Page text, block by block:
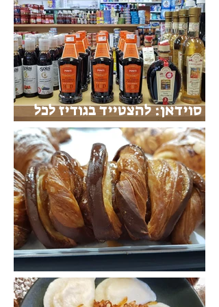
סוידאן: להצטייד בגודיז לכל
השבוע
סארו: על אחריותכם בלבד